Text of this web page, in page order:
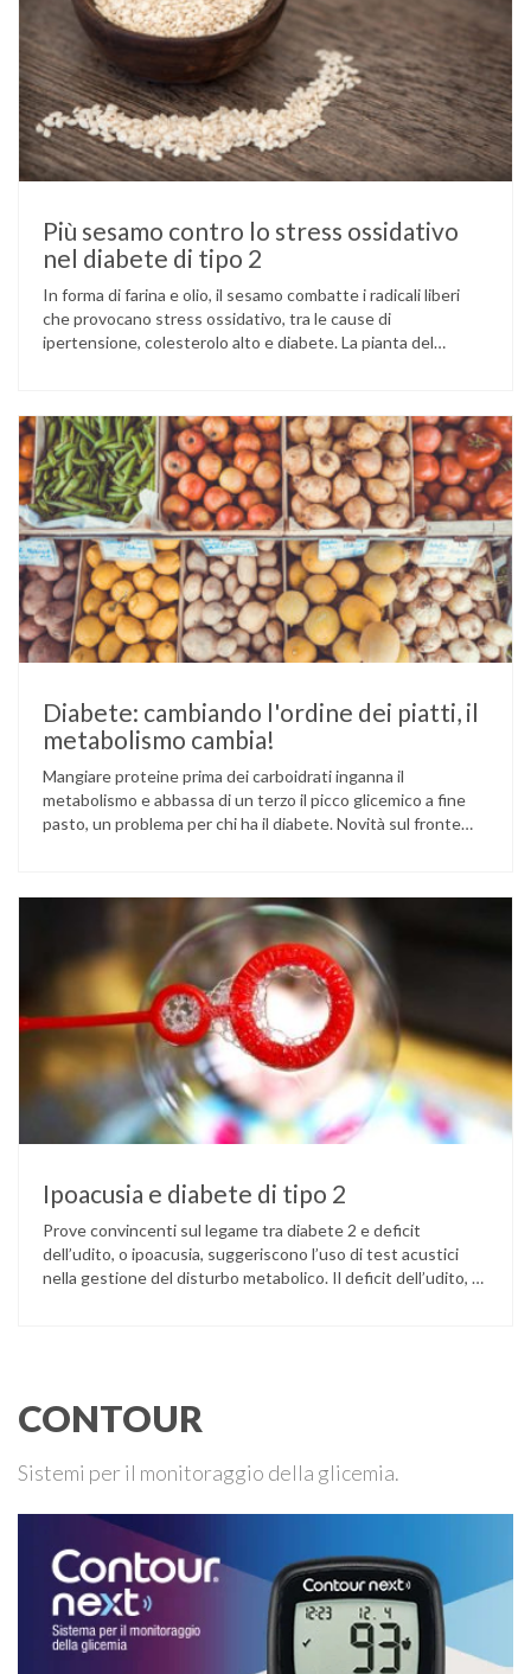
Più sesamo contro lo stress ossidativo
nel diabete di tipo 2
In forma di farina e olio, il sesamo combatte i radicali liberi
che provocano stress ossidativo, tra le cause di
ipertensione, colesterolo alto e diabete. La pianta del
utilizzati per la preparazione di numerosi piatti, ma …
Diabete: cambiando l'ordine dei piatti, il
metabolismo cambia!
Mangiare proteine prima dei carboidrati inganna il
metabolismo e abbassa di un terzo il picco glicemico a fine
pasto, un problema per chi ha il diabete. Novità sul fronte
come ingannare il metabolismo ed evitare che gli zuccheri …
Ipoacusia e diabete di tipo 2
Prove convincenti sul legame tra diabete 2 e deficit
dell’udito, o ipoacusia, suggeriscono l’uso di test acustici
nella gestione del disturbo metabolico. Il deficit dell’udito, o
CONTOUR
Sistemi per il monitoraggio della glicemia.